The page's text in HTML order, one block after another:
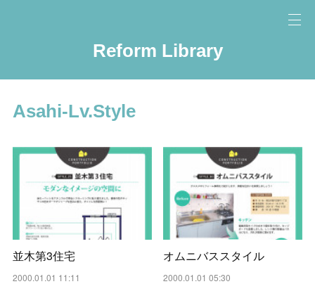
Reform Library
Asahi-Lv.Style
並木第3住宅
2000.01.01 11:11
オムニバススタイル
2000.01.01 05:30